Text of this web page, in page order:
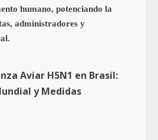
humano, potenciando la
administradores y
Aviar H5N1 en Brasil:
y Medidas